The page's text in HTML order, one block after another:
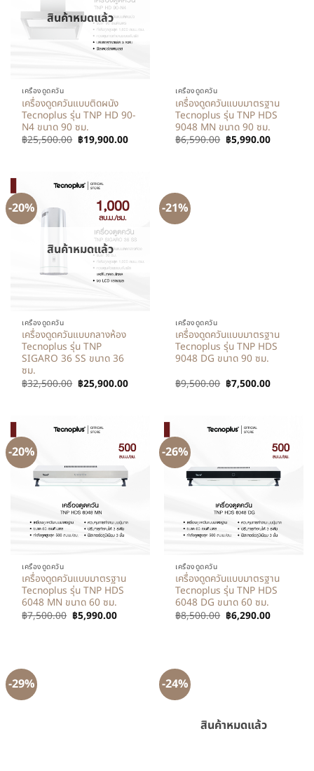
สินค้าหมดแล้ว
เครื่องดูดควัน
เครื่องดูดควันแบบติดผนัง
Tecnoplus รุ่น TNP HD 90-
N4 ขนาด 90 ซม.
฿25,500.00 ฿19,900.00
เครื่องดูดควัน
เครื่องดูดควันแบบมาตรฐาน
Tecnoplus รุ่น TNP HDS
9048 MN ขนาด 90 ซม.
฿6,590.00 ฿5,990.00
-20%
สินค้าหมดแล้ว
เครื่องดูดควัน
เครื่องดูดควันแบบกลางห้อง
Tecnoplus รุ่น TNP
SIGARO 36 SS ขนาด 36
ซม.
฿32,500.00 ฿25,900.00
-21%
เครื่องดูดควัน
เครื่องดูดควันแบบมาตรฐาน
Tecnoplus รุ่น TNP HDS
9048 DG ขนาด 90 ซม.
฿9,500.00 ฿7,500.00
-20%
เครื่องดูดควัน
เครื่องดูดควันแบบมาตรฐาน
Tecnoplus รุ่น TNP HDS
6048 MN ขนาด 60 ซม.
฿7,500.00 ฿5,990.00
-26%
เครื่องดูดควัน
เครื่องดูดควันแบบมาตรฐาน
Tecnoplus รุ่น TNP HDS
6048 DG ขนาด 60 ซม.
฿8,500.00 ฿6,290.00
-29% -24%
สินค้าหมดแล้ว